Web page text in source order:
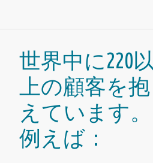
世界中に220以
上の顧客を抱
えています。
例えば：